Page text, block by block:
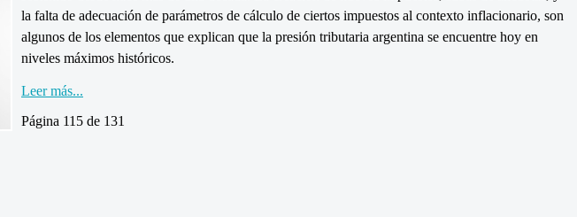
la falta de adecuación de parámetros de cálculo de ciertos impuestos al contexto inflacionario, son
algunos de los elementos que explican que la presión tributaria argentina se encuentre hoy en
niveles máximos históricos.
Leer más...
Página 115 de 131